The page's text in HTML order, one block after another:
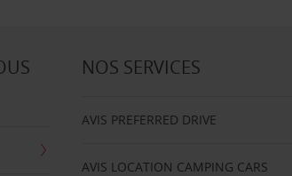
NOS SERVICES
AVIS PREFERRED DRIVE
AVIS LOCATION CAMPING CARS